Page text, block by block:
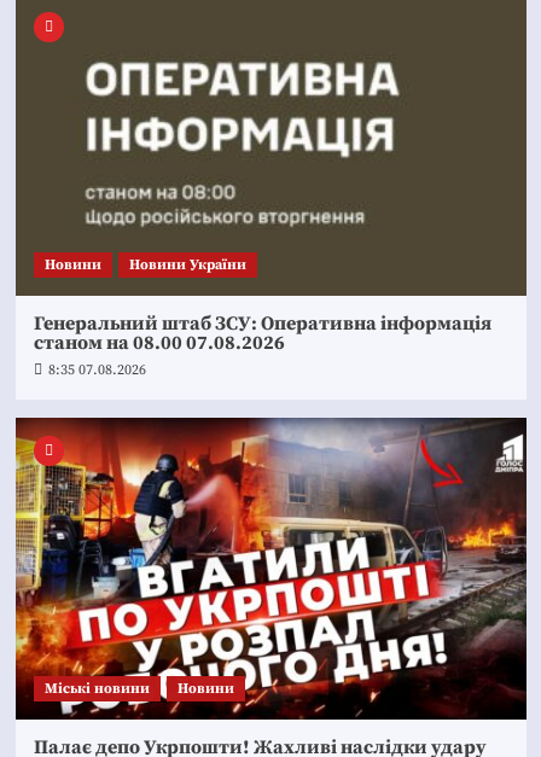
Новини Новини України
Генеральний штаб ЗСУ: Оперативна інформація
станом на 08.00 07.08.2026
8:35 07.08.2026
Mіські новини Новини
Палає депо Укрпошти! Жахливі наслідки удару